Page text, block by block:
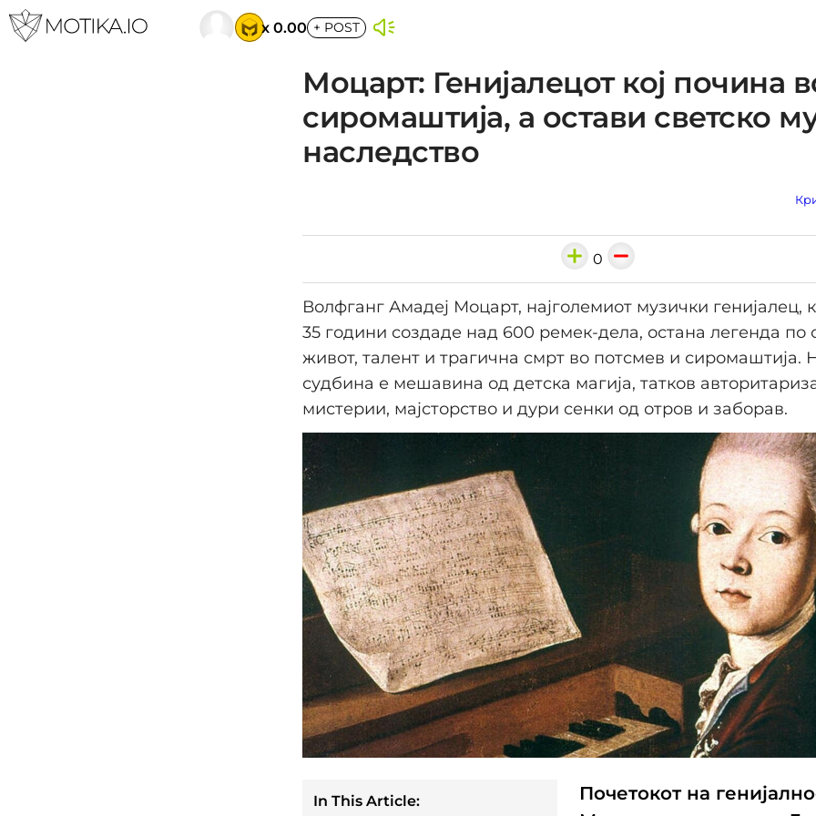
x 0.00 + POST
Моцарт: Генијалецот кој почина
сиромаштија, а остави светско
наследство
0
Волфганг Амадеј Моцарт, најголемиот музички генијалец,
35 години создаде над 600 ремек-дела, остана легенда по
живот, талент и трагична смрт во потсмев и сиромаштија.
судбина е мешавина од детска магија, татков
мистерии, мајсторство и дури сенки од отров и заборав.
In This Article:
Почетокот на